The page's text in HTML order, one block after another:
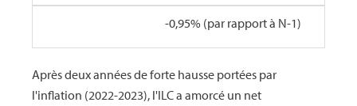
-0,95% (par rapport à N-1)
Après deux années de forte hausse portées par
l'inflation (2022-2023), l'ILC a amorcé un net